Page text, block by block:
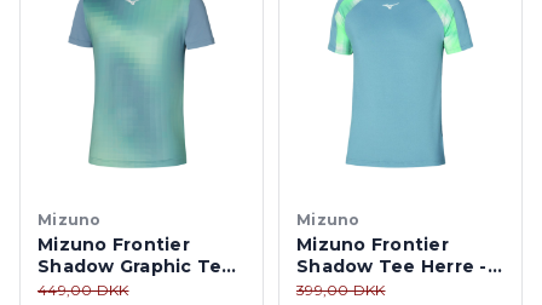
Mizuno
Mizuno Frontier
Shadow Graphic Tee
Herre - Citadel
449,00 DKK
Mizuno
Mizuno Frontier
Shadow Tee Herre -
Citadel
399,00 DKK